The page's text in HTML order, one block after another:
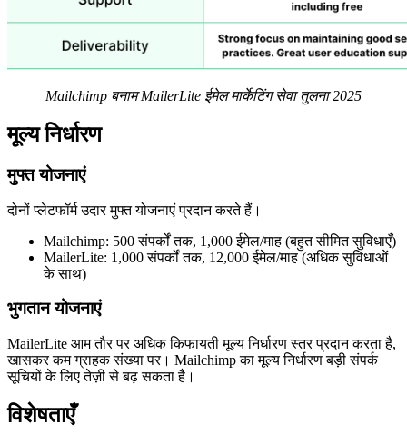
Mailchimp बनाम MailerLite ईमेल मार्केटिंग सेवा तुलना 2025
मूल्य निर्धारण
मुफ्त योजनाएं
दोनों प्लेटफॉर्म उदार मुफ्त योजनाएं प्रदान करते हैं।
Mailchimp: 500 संपर्कों तक, 1,000 ईमेल/माह (बहुत सीमित सुविधाएँ)
MailerLite: 1,000 संपर्कों तक, 12,000 ईमेल/माह (अधिक सुविधाओं
के साथ)
भुगतान योजनाएं
MailerLite आम तौर पर अधिक किफायती मूल्य निर्धारण स्तर प्रदान करता है,
खासकर कम ग्राहक संख्या पर। Mailchimp का मूल्य निर्धारण बड़ी संपर्क
सूचियों के लिए तेज़ी से बढ़ सकता है।
विशेषताएँ